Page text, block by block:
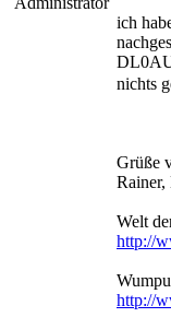
ich
nichts
Grüße
Rainer,
Welt
http://
http://